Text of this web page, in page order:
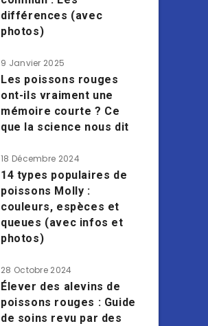
différences (avec
photos)
9 Janvier 2025
Les poissons rouges
ont-ils vraiment une
mémoire courte ? Ce
que la science nous dit
18 Décembre 2024
14 types populaires de
poissons Molly :
couleurs, espèces et
queues (avec infos et
photos)
28 Octobre 2024
Élever des alevins de
poissons rouges : Guide
de soins revu par des